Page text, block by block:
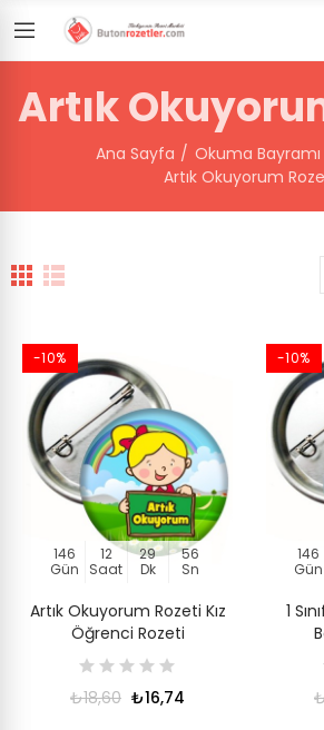
Artık
Ana Sayfa
Okuma
Artık Okuyorum
-10%
146
Gün
12
Saat
29
Dk
56
Sn
Artık Okuyorum Rozeti Kız
Öğrenci Rozeti
₺18,60 ₺16,74
-10%
146
Gün
1